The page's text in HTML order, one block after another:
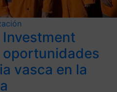
Investment
vasca en la